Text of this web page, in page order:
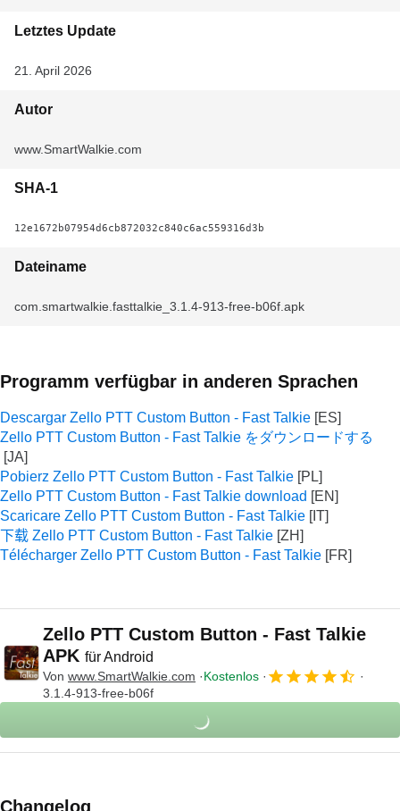
Letztes Update
21. April 2026
Autor
www.SmartWalkie.com
SHA-1
12e1672b07954d6cb872032c840c6ac559316d3b
Dateiname
com.smartwalkie.fasttalkie_3.1.4-913-free-b06f.apk
Programm verfügbar in anderen Sprachen
Descargar Zello PTT Custom Button - Fast Talkie
Zello PTT Custom Button - Fast Talkie をダウンロードする
Pobierz Zello PTT Custom Button - Fast Talkie
Zello PTT Custom Button - Fast Talkie download
Scaricare Zello PTT Custom Button - Fast Talkie
下载 Zello PTT Custom Button - Fast Talkie
Télécharger Zello PTT Custom Button - Fast Talkie
Zello PTT Custom Button - Fast Talkie
APK für Android
Von www.SmartWalkie.com
Kostenlos
3.1.4-913-free-b06f
Changelog